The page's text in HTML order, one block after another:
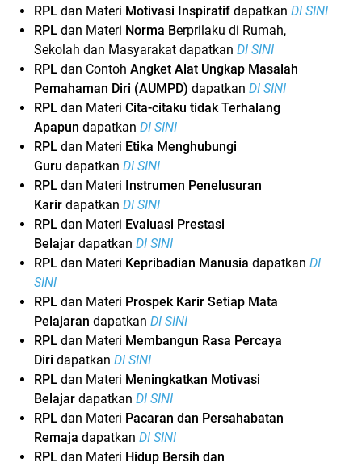
RPL dan Materi Motivasi Inspiratif dapatkan DI SINI
RPL dan Materi Norma Berprilaku di Rumah,
Sekolah dan Masyarakat dapatkan DI SINI
RPL dan Contoh Angket Alat Ungkap Masalah
Pemahaman Diri (AUMPD) dapatkan DI SINI
RPL dan Materi Cita-citaku tidak Terhalang
Apapun dapatkan DI SINI
RPL dan Materi Etika Menghubungi
Guru dapatkan DI SINI
RPL dan Materi Instrumen Penelusuran
Karir dapatkan DI SINI
RPL dan Materi Evaluasi Prestasi
Belajar dapatkan DI SINI
RPL dan Materi Kepribadian Manusia dapatkan DI
SINI
RPL dan Materi Prospek Karir Setiap Mata
Pelajaran dapatkan DI SINI
RPL dan Materi Membangun Rasa Percaya
Diri dapatkan DI SINI
RPL dan Materi Meningkatkan Motivasi
Belajar dapatkan DI SINI
RPL dan Materi Pacaran dan Persahabatan
Remaja dapatkan DI SINI
RPL dan Materi Hidup Bersih dan